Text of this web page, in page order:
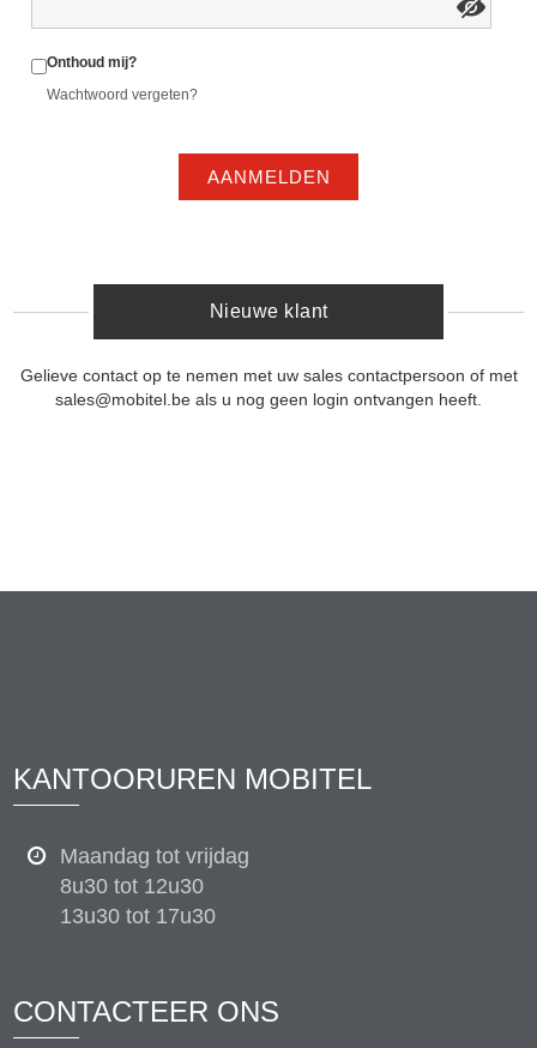
Onthoud mij?
Wachtwoord vergeten?
AANMELDEN
Nieuwe klant
Gelieve contact op te nemen met uw sales contactpersoon of met
sales@mobitel.be als u nog geen login ontvangen heeft.
KANTOORUREN MOBITEL
Maandag tot vrijdag
8u30 tot 12u30
13u30 tot 17u30
CONTACTEER ONS